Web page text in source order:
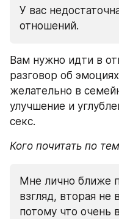
У вас
отношений.
Вам нужно идти в
разговор об
желательно в
улучшение и
секс.
Кого почитать по
Мне лично ближе
взгляд, вторая
потому что очень